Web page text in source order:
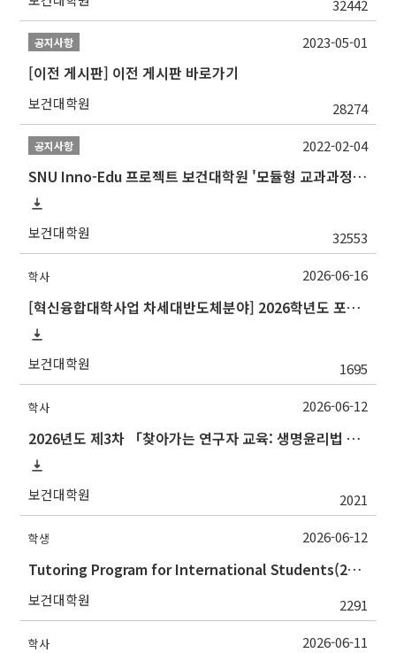
32442
공지사항
[이전 게시판] 이전 게시판 바로가기
보건대학원 28274
2023-05-01
공지사항
SNU Inno-Edu 프로젝트 보건대학원 '모듈형 교과과정' 안내(revised 2022/2/28)
보건대학원 32553
2022-02-04
학사
[혁신융합대학사업 차세대반도체분야] 2026학년도 포항공과대학교 2학기 교류 수학 안내
보건대학원 1695
2026-06-16
학사
2026년도 제3차 「찾아가는 연구자 교육: 생명윤리법 및 IRB 심의의뢰서 작성법」 교육 안내
보건대학원 2021
2026-06-12
학생
Tutoring Program for International Students(2026학년도 여름방학 외국인 글쓰기지도 프로그램)
보건대학원 2291
2026-06-12
학사 2026-06-11